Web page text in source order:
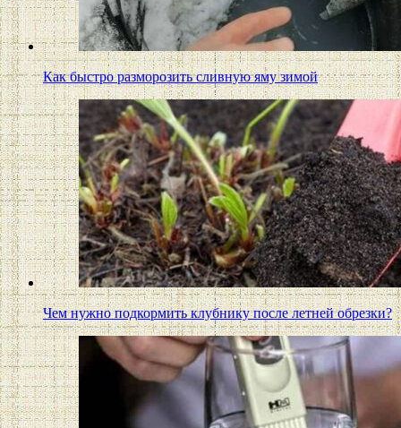
Как быстро разморозить сливную яму зимой
Чем нужно подкормить клубнику после летней обрезки?